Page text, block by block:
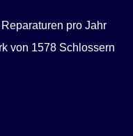
pro Jahr
von 1578 Schlossern